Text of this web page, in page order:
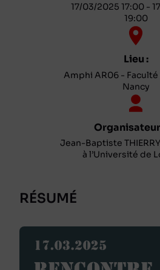
17/03/2025 17:00 -
19:00
Lieu :
Amphi AR06 -
Nancy
Jean-Baptiste
à l’Université de
RÉSUMÉ